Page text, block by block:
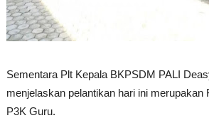
Sementara Plt Kepala BKPSDM PALI
menjelaskan pelantikan hari ini merupakan
P3K Guru.